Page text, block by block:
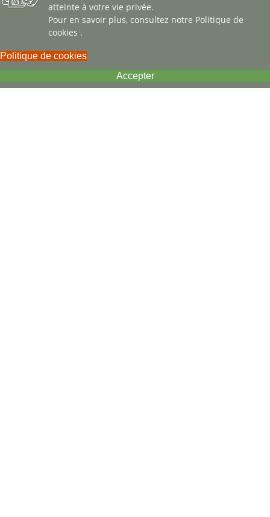
atteinte à votre vie privée.
Pour en savoir plus, consultez notre Politique de
cookies .
Politique de cookies
Accepter